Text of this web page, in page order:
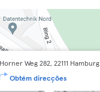
Horner Weg 282, 22111 Hamburg
Obtém direcções